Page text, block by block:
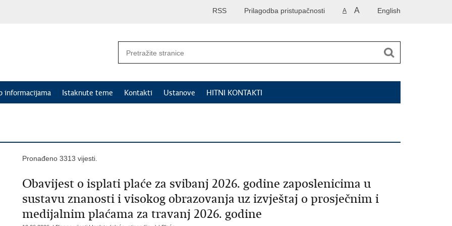
English
A A
Prilagodba pristupačnosti
RSS
informacijama Istaknute teme Kontakti Ustanove HITNI KONTAKTI
Pronađeno 3313 vijesti.
Obavijest o isplati plaće za svibanj 2026. godine zaposlenicima u
sustavu znanosti i visokog obrazovanja uz izvještaj o prosječnim i
medijalnim plaćama za travanj 2026. godine